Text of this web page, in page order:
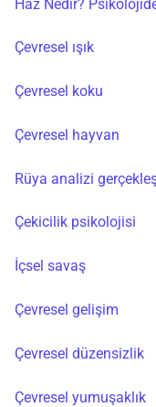
Haz Nedir?
Çevresel ışık
Çevresel koku
Çevresel hayvan
Rüya analizi
Çekicilik psikolojisi
İçsel savaş
Çevresel gelişim
Çevresel düzensizlik
Çevresel yumuşaklık